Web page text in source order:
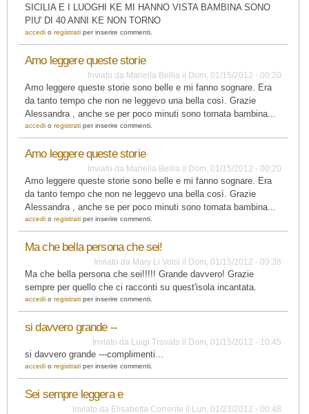
SICILIA E I LUOGHI KE MI HANNO VISTA BAMBINA SONO
PIU' DI 40 ANNI KE NON TORNO
accedi o registrati per inserire commenti.
Amo leggere queste storie
Inviato da Mariella Bellia il Dom, 01/15/2012 - 00:20
Amo leggere queste storie sono belle e mi fanno sognare. Era
da tanto tempo che non ne leggevo una bella così. Grazie
Alessandra , anche se per poco minuti sono tornata bambina...
accedi o registrati per inserire commenti.
Amo leggere queste storie
Inviato da Mariella Bellia il Dom, 01/15/2012 - 00:20
Amo leggere queste storie sono belle e mi fanno sognare. Era
da tanto tempo che non ne leggevo una bella così. Grazie
Alessandra , anche se per poco minuti sono tornata bambina...
accedi o registrati per inserire commenti.
Ma che bella persona che sei!
Inviato da Mary Li Volsi il Dom, 01/15/2012 - 09:38
Ma che bella persona che sei!!!!! Grande davvero! Grazie
sempre per quello che ci racconti su quest'isola incantata.
accedi o registrati per inserire commenti.
si davvero grande --
Inviato da Luigi Trovato il Dom, 01/15/2012 - 10:45
si davvero grande ---complimenti...
accedi o registrati per inserire commenti.
Sei sempre leggera e
Inviato da Elisabetta Corrente il Lun, 01/23/2012 - 00:48